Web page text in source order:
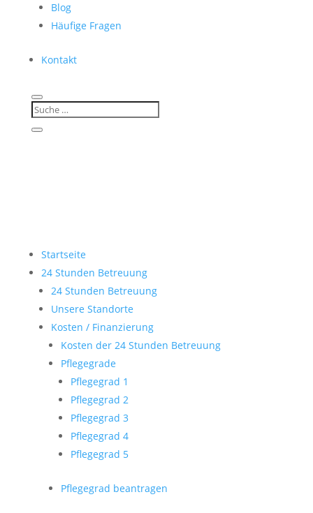
Blog
Häufige Fragen
Kontakt
Startseite
24 Stunden Betreuung
24 Stunden Betreuung
Unsere Standorte
Kosten / Finanzierung
Kosten der 24 Stunden Betreuung
Pflegegrade
Pflegegrad 1
Pflegegrad 2
Pflegegrad 3
Pflegegrad 4
Pflegegrad 5
Pflegegrad beantragen